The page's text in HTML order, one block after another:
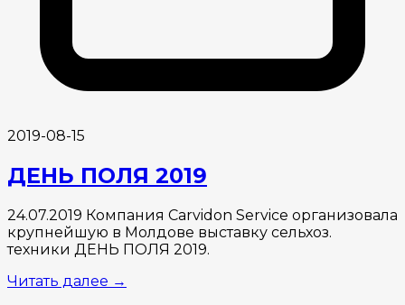
2019-08-15
ДЕНЬ ПОЛЯ 2019
24.07.2019 Компания Carvidon Service организовала
крупнейшую в Молдове выставку сельхоз.
техники ДЕНЬ ПОЛЯ 2019.
Читать далее →